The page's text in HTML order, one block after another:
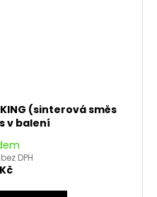
(sinterová směs
v balení
DPH